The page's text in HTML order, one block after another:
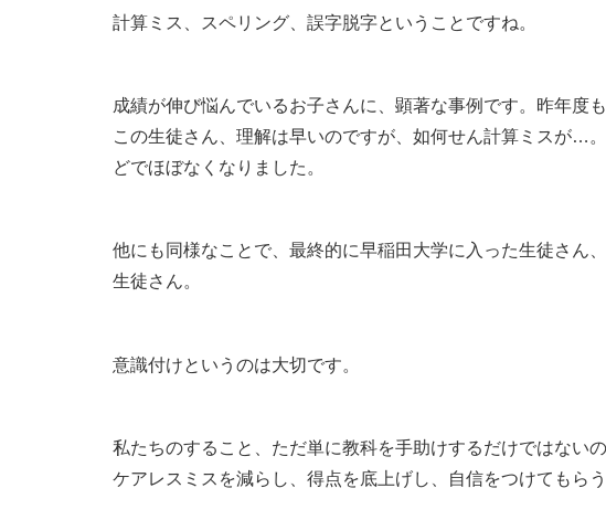
計算ミス、スペリング、誤字脱字ということですね。
成績が伸び悩んでいるお子さんに、顕著な事例です。昨年度も
この生徒さん、理解は早いのですが、如何せん計算ミスが…
どでほぼなくなりました。
他にも同様なことで、最終的に早稲田大学に入った生徒さん
生徒さん。
意識付けというのは大切です。
私たちのすること、ただ単に教科を手助けするだけではないの
ケアレスミスを減らし、得点を底上げし、自信をつけてもら